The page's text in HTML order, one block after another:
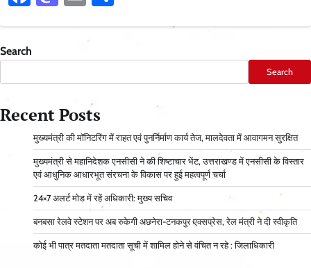
Search
Search
Recent Posts
मुख्यमंत्री की मॉनिटरिंग में राहत एवं पुनर्निर्माण कार्य तेज, मालदेवता में आवागमन सुरक्षित
मुख्यमंत्री से महानिदेशक एनसीसी ने की शिष्टाचार भेंट, उत्तराखण्ड में एनसीसी के विस्तार
एवं आधुनिक आधारभूत संरचना के विकास पर हुई महत्वपूर्ण चर्चा
24×7 अलर्ट मोड में रहें अधिकारी: मुख्य सचिव
बनबसा रेलवे स्टेशन पर अब रुकेगी अछनेरा-टनकपुर एक्सप्रेस, रेल मंत्री ने दी स्वीकृति
कोई भी पात्र मतदाता मतदाता सूची में शामिल होने से वंचित न रहे : जिलाधिकारी